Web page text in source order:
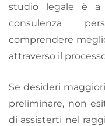
studio legale è a
consulenza
comprendere
attraverso il
Se desideri
preliminare, non
di assisterti nel